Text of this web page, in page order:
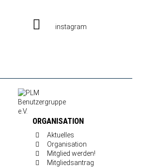
instagram
ORGANISATION
Aktuelles
Organisation
Mitglied werden!
Mitgliedsantrag